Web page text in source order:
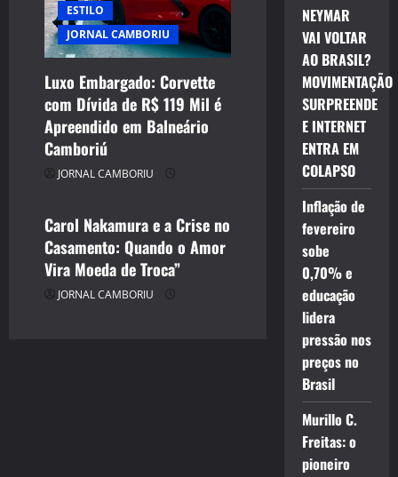
ESTILO
JORNAL CAMBORIU
Luxo Embargado: Corvette
com Dívida de R$ 119 Mil é
Apreendido em Balneário
Camboriú
JORNAL CAMBORIU
CELEBRIDADES
CINEMA TEATRO TV INTERNET
ENTRETENIMENTO
JORNAL CAMBORIU
Carol Nakamura e a Crise no
Casamento: Quando o Amor
Vira Moeda de Troca”
JORNAL CAMBORIU
NEYMAR
VAI VOLTAR
AO BRASIL?
MOVIMENTAÇÃO
SURPREENDE
E INTERNET
ENTRA EM
COLAPSO
Inflação de
fevereiro
sobe
0,70% e
educação
lidera
pressão nos
preços no
Brasil
Murillo C.
Freitas: o
pioneiro